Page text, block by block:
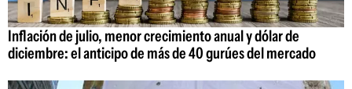
Inflación de julio, menor crecimiento anual y dólar de
diciembre: el anticipo de más de 40 gurúes del mercado